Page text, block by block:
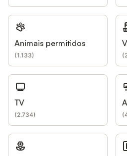
Animais permitidos
(1.133) (
TV
(2.734) (